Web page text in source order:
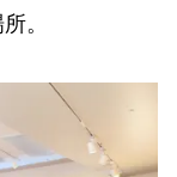
。